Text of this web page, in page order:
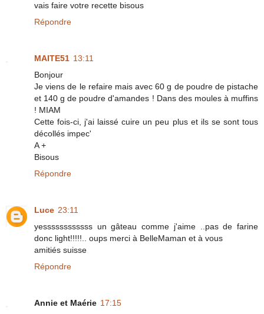
vais faire votre recette bisous
Répondre
MAITE51 13:11
Bonjour
Je viens de le refaire mais avec 60 g de poudre de pistache
et 140 g de poudre d'amandes ! Dans des moules à muffins
! MIAM
Cette fois-ci, j'ai laissé cuire un peu plus et ils se sont tous
décollés impec'
A +
Bisous
Répondre
Luce 23:11
yessssssssssss un gâteau comme j'aime ..pas de farine
donc light!!!!!.. oups merci à BelleMaman et à vous
amitiés suisse
Répondre
Annie et Maérie 17:15